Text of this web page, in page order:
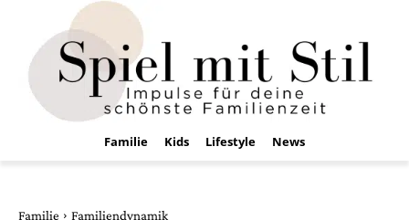
Familie Kids Lifestyle News
Familie Familiendynamik